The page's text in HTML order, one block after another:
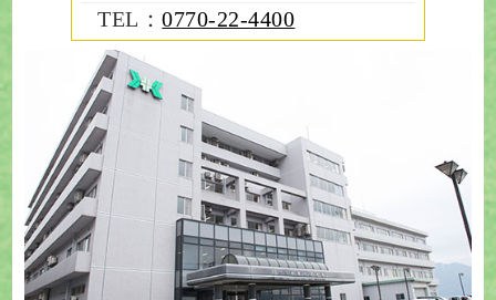
TEL：0770-22-4400